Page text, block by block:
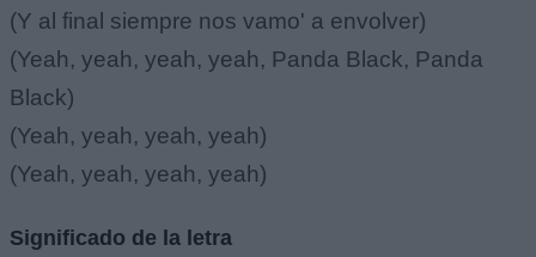
(Y al final siempre nos vamo' a envolver)
(Yeah, yeah, yeah, yeah, Panda Black, Panda
Black)
(Yeah, yeah, yeah, yeah)
(Yeah, yeah, yeah, yeah)
Significado de la letra